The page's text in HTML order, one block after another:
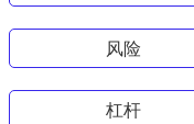
风险
杠杆